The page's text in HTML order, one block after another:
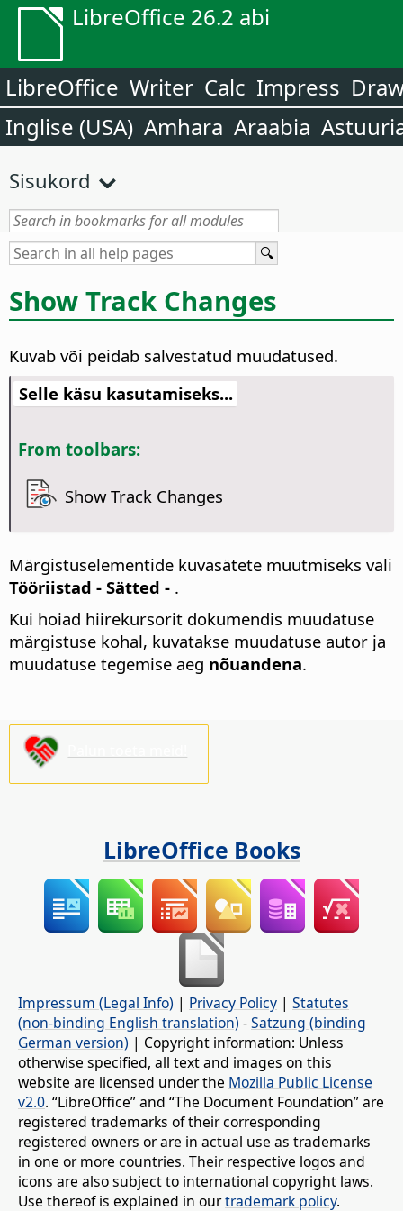
LibreOffice 26.2 abi
LibreOffice Writer Calc Impress
Inglise (USA) Amhara Araabia
Sisukord
Show Track Changes
Kuvab või peidab salvestatud muudatused.
Selle käsu kasutamiseks...
From toolbars:
Show Track Changes
Märgistuselementide kuvasätete muutmiseks vali
Tööriistad - Sätted - .
Kui hoiad hiirekursorit dokumendis muudatuse
märgistuse kohal, kuvatakse muudatuse autor ja
muudatuse tegemise aeg nõuandena.
LibreOffice Books
Impressum (Legal Info) | Privacy Policy | Statutes
(non-binding English translation) -Satzung (binding
German version) | Copyright information: Unless
otherwise specified, all text and images on this
website are licensed under the Mozilla Public License
v2.0. “LibreOffice” and “The Document Foundation” are
registered trademarks of their corresponding
registered owners or are in actual use as trademarks
in one or more countries. Their respective logos and
icons are also subject to international copyright laws.
Use thereof is explained in ourtrademark policy.